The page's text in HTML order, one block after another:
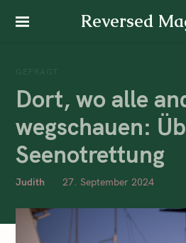
Reversed
Dort, wo alle
wegschauen:
Seenotrettung
Judith 27. September 2024